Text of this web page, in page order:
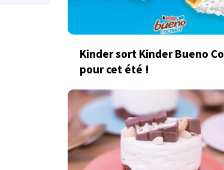
Kinder sort Kinder Bueno
pour cet été !